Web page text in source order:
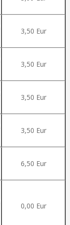
3,50 Eur
3,50 Eur
3,50 Eur
3,50 Eur
6,50 Eur
0,00 Eur